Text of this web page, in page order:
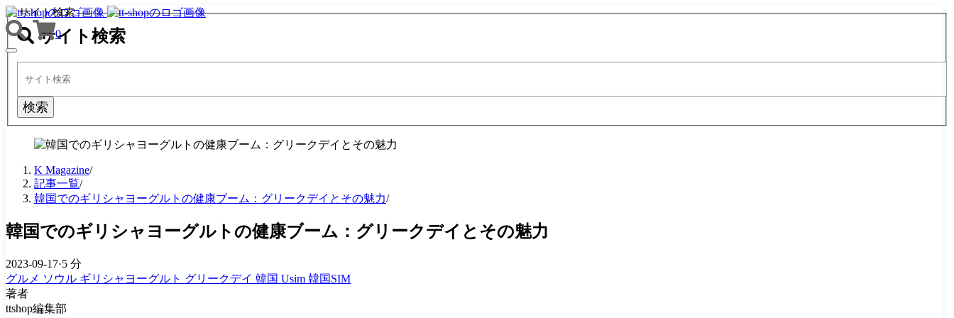
0
TOGGLE
NAVIGATION
サイト検索
サイト検索
検索
K Magazine/
記事一覧/
韓国でのギリシャヨーグルトの健康ブーム：グリークデイとその魅力/
韓国でのギリシャヨーグルトの健康ブーム：グリークデイとその魅力
2023-09-17·5 分
グルメ ソウル ギリシャヨーグルト グリークデイ 韓国 Usim 韓国SIM
著者
ttshop編集部